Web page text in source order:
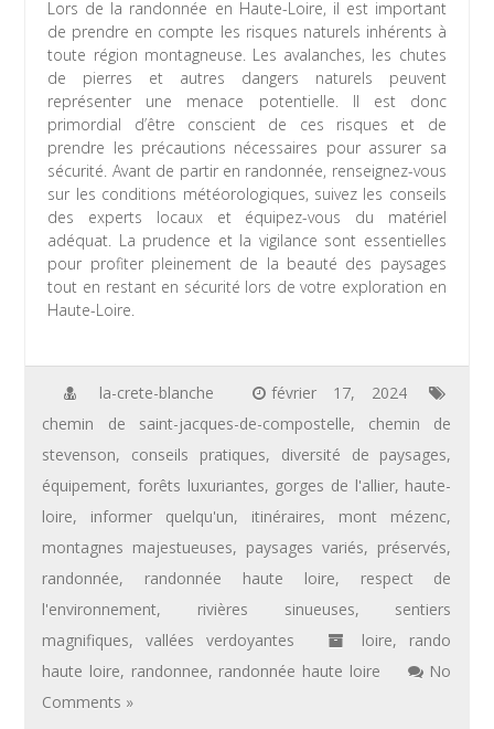
Lors de la randonnée en Haute-Loire, il est important
de prendre en compte les risques naturels inhérents à
toute région montagneuse. Les avalanches, les chutes
de pierres et autres dangers naturels peuvent
représenter une menace potentielle. Il est donc
primordial d’être conscient de ces risques et de
prendre les précautions nécessaires pour assurer sa
sécurité. Avant de partir en randonnée, renseignez-vous
sur les conditions météorologiques, suivez les conseils
des experts locaux et équipez-vous du matériel
adéquat. La prudence et la vigilance sont essentielles
pour profiter pleinement de la beauté des paysages
tout en restant en sécurité lors de votre exploration en
Haute-Loire.
la-crete-blanche
février 17, 2024
chemin de saint-jacques-de-compostelle, chemin de
stevenson, conseils pratiques, diversité de paysages,
équipement,forêts luxuriantes, gorges de l'allier, haute-
loire, informer quelqu'un, itinéraires, mont mézenc,
montagnes majestueuses, paysages variés, préservés,
randonnée, randonnée haute loire, respect de
l'environnement, rivières sinueuses, sentiers
magnifiques,vallées verdoyantes loire, rando
haute loire, randonnee, randonnée haute loire
No
Comments »